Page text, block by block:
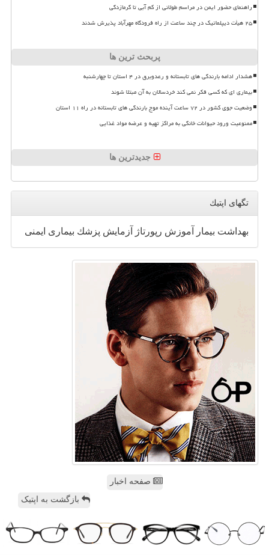
راهنمای حضور ایمن در مراسم طولانی از کم آبی تا گرمازدگی
۲۵ هیأت دیپلماتیک در چند ساعت از راه فرودگاه مهرآباد پذیرش شدند
پربحث ترین ها
هشدار ادامه بارندگی های تابستانه و رعدوبرق در ۴ استان تا چهارشنبه
بیماری ای که کسی فکر نمی کند خردسالان به آن مبتلا شوند
وضعیت جوی کشور در ۷۲ ساعت آینده موج بارندگی های تابستانه در راه ۱۱ استان
ممنوعیت ورود حیوانات خانگی به مراکز تهیه و عرضه مواد غذایی
جدیدترین ها
تگهای اپتیك
بهداشت بیمار آموزش رپورتاژ آزمایش پزشك بیماری ایمنی
صفحه اخبار
بازگشت به اپتیک